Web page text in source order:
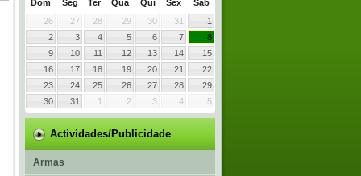
Dom Seg Ter Qua Qui Sex
Sáb
26
27 28 29 30 31
1
2
3 4 5 6 7
8
9
10 11 12 13 14
15
16
17 18 19 20 21
22
23
24 25 26 27 28
29
30
31 1 2 3 4 5
Actividades/Publicidade
Armas